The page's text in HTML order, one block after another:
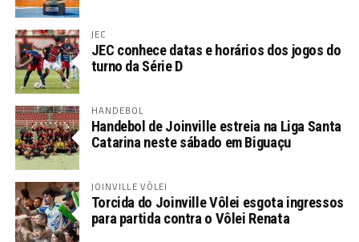
JEC
JEC conhece datas e horários dos jogos do
turno da Série D
HANDEBOL
Handebol de Joinville estreia na Liga Santa
Catarina neste sábado em Biguaçu
JOINVILLE VÔLEI
Torcida do Joinville Vôlei esgota ingressos
para partida contra o Vôlei Renata